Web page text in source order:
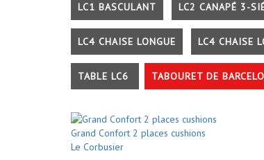
LC1 BASCULANT LC2 CANAPÉ 3-
LC4 CHAISE LONGUE LC4 CHAISE
TABLE LC6 TABOURET DE
Grand Confort 2 places cushions
Le Corbusier